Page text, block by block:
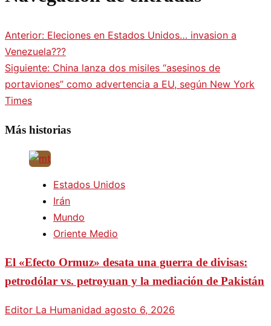
Anterior: Eleciones en Estados Unidos… invasion a
Venezuela???
Siguiente: China lanza dos misiles “asesinos de
portaviones” como advertencia a EU, según New York
Times
Más historias
Estados Unidos
Irán
Mundo
Oriente Medio
El «Efecto Ormuz» desata una guerra de divisas:
petrodólar vs. petroyuan y la mediación de Pakistán
Editor La Humanidad agosto 6, 2026